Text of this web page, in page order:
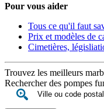
Pour vous aider
Tous ce qu'il faut
Prix et modèles de
Cimetières,
Trouvez les meilleurs
Rechercher des pompes